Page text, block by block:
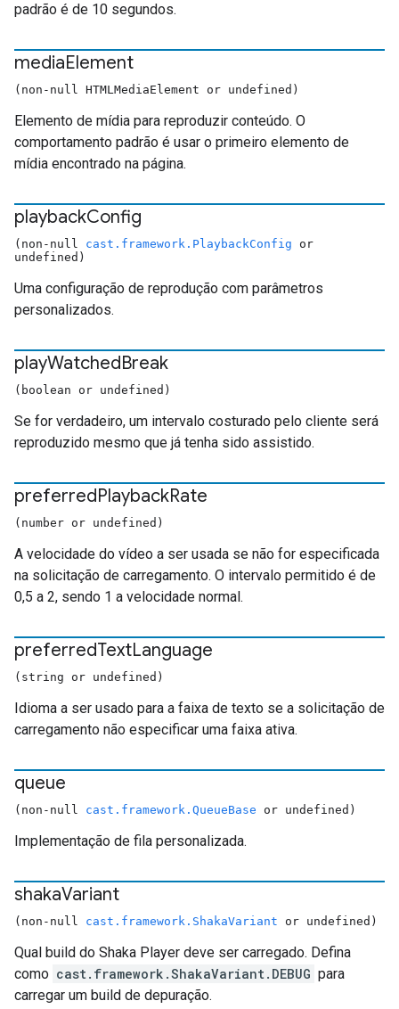
padrão é de 10 segundos.
mediaElement
(non-null HTMLMediaElement or undefined)
Elemento de mídia para reproduzir conteúdo. O
comportamento padrão é usar o primeiro elemento de
mídia encontrado na página.
playbackConfig
(non-null cast.framework.PlaybackConfig or
undefined)
Uma configuração de reprodução com parâmetros
personalizados.
playWatchedBreak
(boolean or undefined)
Se for verdadeiro, um intervalo costurado pelo cliente será
reproduzido mesmo que já tenha sido assistido.
preferredPlaybackRate
(number or undefined)
A velocidade do vídeo a ser usada se não for especificada
na solicitação de carregamento. O intervalo permitido é de
0,5 a 2, sendo 1 a velocidade normal.
preferredTextLanguage
(string or undefined)
Idioma a ser usado para a faixa de texto se a solicitação de
carregamento não especificar uma faixa ativa.
queue
(non-null cast.framework.QueueBase or undefined)
Implementação de fila personalizada.
shakaVariant
(non-null cast.framework.ShakaVariant or undefined)
Qual build do Shaka Player deve ser carregado. Defina
como cast.framework.ShakaVariant.DEBUG para
carregar um build de depuração.